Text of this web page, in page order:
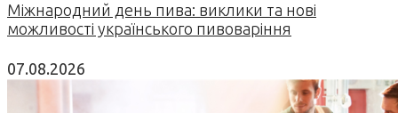
Міжнародний день пива: виклики та нові
можливості українського пивоваріння
07.08.2026